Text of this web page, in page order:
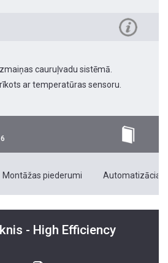
cauruļvadu sistēmā.
ar temperatūras sensoru.
Montāžas piederumi Automatizācias
- High Efficiency